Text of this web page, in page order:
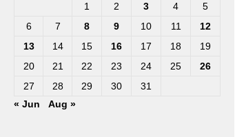
1
2 3 4
5
6
7 8 9 10 11
12
13
14 15 16 17 18
19
20
21 22 23 24 25
26
27
28 29 30
31
« Jun
Aug »